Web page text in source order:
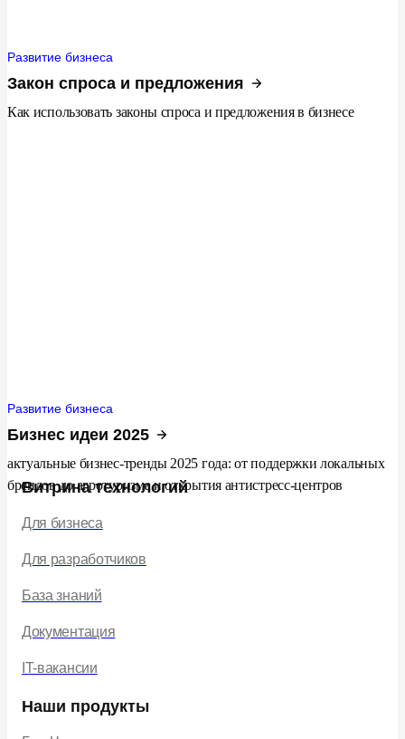
Развитие бизнеса
Закон спроса и предложения
Как использовать законы спроса и предложения в бизнесе
Развитие бизнеса
Бизнес идеи 2025
актуальные бизнес-тренды 2025 года: от поддержки локальных
брендов до агротуризма и открытия антистресс-центров
Витрина технологий
Для бизнеса
Для разработчиков
База знаний
Документация
IT-вакансии
Наши продукты